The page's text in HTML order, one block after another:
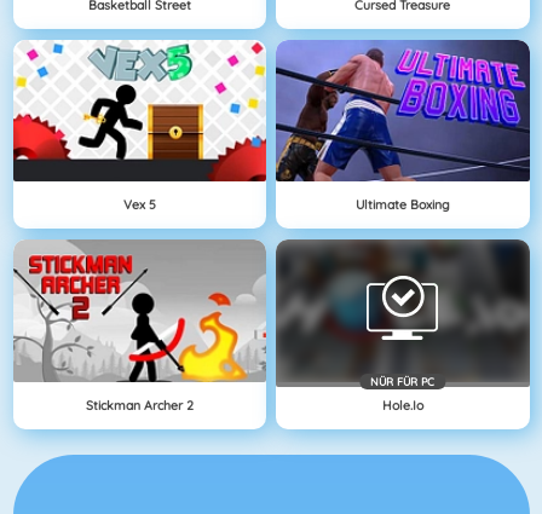
Basketball Street Cursed Treasure
Vex 5 Ultimate Boxing
Stickman Archer 2
NÜR FÜR PC
Hole.io